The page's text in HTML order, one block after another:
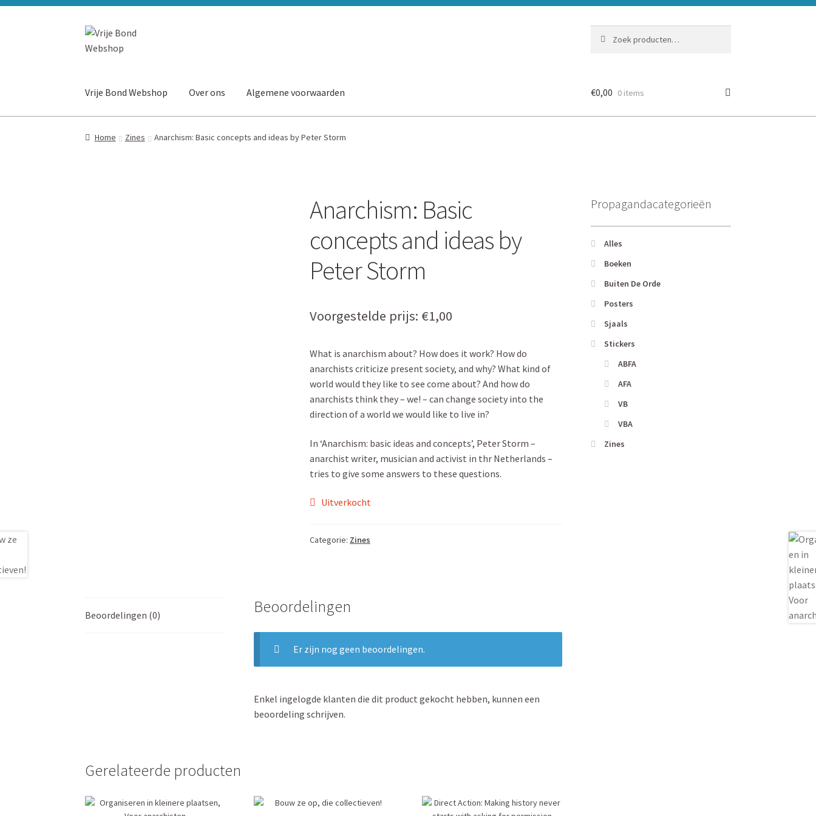
Ga
door
Ga
naar
naar:
Vrije Bond Webshop Over ons Algemene voorwaarden €0,00 0 items
Home Zines Anarchism: Basic concepts and ideas by Peter Storm
Anarchism: Basic
concepts and ideas by
Peter Storm
Voorgestelde prijs: €1,00
What is anarchism about? How does it work? How do
anarchists criticize present society, and why? What kind of
world would they like to see come about? And how do
anarchists think they – we! – can change society into the
direction of a world we would like to live in?
In ‘Anarchism: basic ideas and concepts’, Peter Storm –
anarchist writer, musician and activist in thr Netherlands –
tries to give some answers to these questions.
Uitverkocht
Categorie: Zines
Beoordelingen (0) Beoordelingen
Er zijn nog geen beoordelingen.
Enkel ingelogde klanten die dit product gekocht hebben, kunnen een
beoordeling schrijven.
Gerelateerde producten
Propagandacategorieën
Alles
Boeken
Buiten De Orde
Posters
Sjaals
Stickers
ABFA
AFA
VB
VBA
Zines